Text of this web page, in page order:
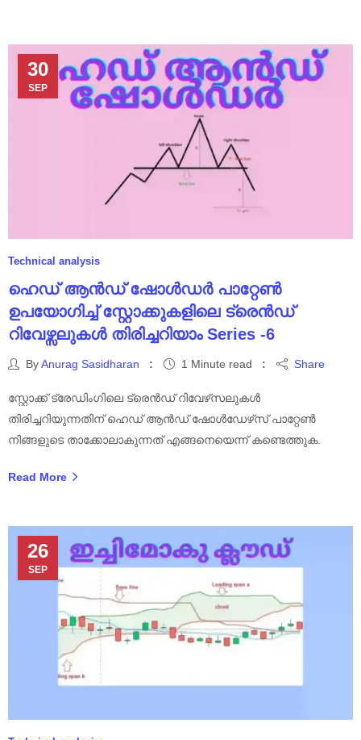
30
SEP
Technical analysis
ഹെഡ് ആൻഡ് ഷോൾഡർ പാറ്റേൺ
ഉപയോഗിച്ച് സ്റ്റോക്കുകളിലെ ട്രെൻഡ്
റിവേഴ്സലുകൾ തിരിച്ചറിയാം Series -6
ByAnurag Sasidharan 1 Minute read Share
സ്റ്റോക്ക് ട്രേഡിംഗിലെ ട്രെൻഡ് റിവേഴ്‌സലുകൾ
തിരിച്ചറിയുന്നതിന് ഹെഡ് ആൻഡ് ഷോൾഡേഴ്‌സ് പാറ്റേൺ
നിങ്ങളുടെ താക്കോലാകുന്നത് എങ്ങനെയെന്ന് കണ്ടെത്തുക.
Read More
26
SEP